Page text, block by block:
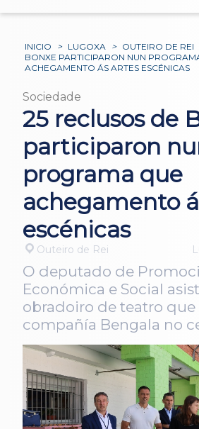
INICIO > LUGOXA > OUTEIRO DE REI
BONXE PARTICIPARON NUN
ACHEGAMENTO ÁS ARTES ESCÉNICAS
Sociedade
25 reclusos de
participaron
programa que
achegamento
escénicas
Outeiro de Rei
O deputado de
Económica e Social
obradoiro de teatro
compañía Bengala no